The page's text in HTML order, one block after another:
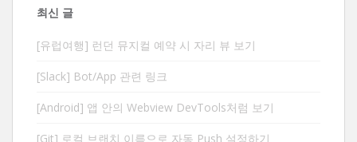
최신 글
[유럽여행] 런던 뮤지컬 예약 시 자리 뷰 보기
[Slack] Bot/App 관련 링크
[Android] 앱 안의 Webview DevTools처럼 보기
[Git] 로컬 브랜치 이름으로 자동 Push 설정하기